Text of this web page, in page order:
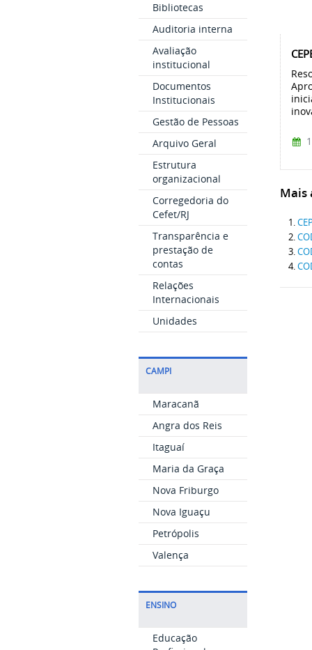
Bibliotecas
Auditoria interna
Avaliação
institucional
Documentos
Institucionais
Gestão de Pessoas
Arquivo Geral
Estrutura
organizacional
Corregedoria do
Cefet/RJ
Transparência e
prestação de
contas
Relações
Internacionais
Unidades
CAMPI
Maracanã
Angra dos Reis
Itaguaí
Maria da Graça
Nova Friburgo
Nova Iguaçu
Petrópolis
Valença
ENSINO
Educação
Mais